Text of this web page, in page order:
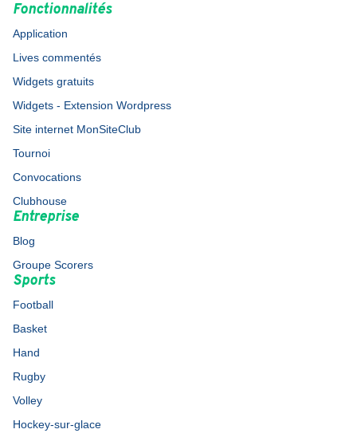
Fonctionnalités
Application
Lives commentés
Widgets gratuits
Widgets - Extension Wordpress
Site internet MonSiteClub
Tournoi
Convocations
Clubhouse
Entreprise
Blog
Groupe Scorers
Sports
Football
Basket
Hand
Rugby
Volley
Hockey-sur-glace